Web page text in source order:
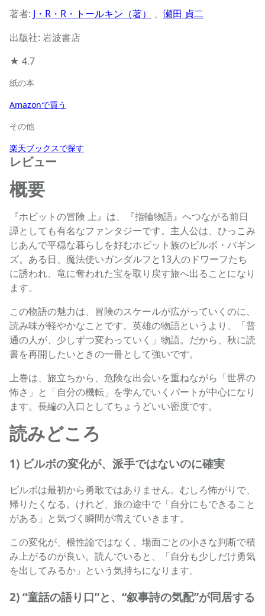
著者: J・R・R・トールキン（著） 、 瀬田 貞二
出版社: 岩波書店
★ 4.7
紙の本
Amazonで買う
その他
楽天ブックスで探す
レビュー
概要
『ホビットの冒険 上』は、『指輪物語』へつながる前日
譚としても有名なファンタジーです。主人公は、ひっこみ
じあんで平穏な暮らしを好むホビット族のビルボ・バギン
ズ。ある日、魔法使いガンダルフと13人のドワーフたち
に誘われ、竜に奪われた宝を取り戻す旅へ出ることになり
ます。
この物語の魅力は、冒険のスケールが広がっていくのに、
読み味が軽やかなことです。英雄の物語というより、「普
通の人が、少しずつ変わっていく」物語。だから、秋に読
書を再開したいときの一冊として強いです。
上巻は、旅立ちから、危険な出会いを重ねながら「世界の
怖さ」と「自分の機転」を学んでいくパートが中心になり
ます。長編の入口としてちょうどいい密度です。
読みどころ
1) ビルボの変化が、派手ではないのに確実
ビルボは最初から勇敢ではありません。むしろ怖がりで、
帰りたくなる。けれど、旅の途中で「自分にもできること
がある」と気づく瞬間が増えていきます。
この変化が、根性論ではなく、場面ごとの小さな判断で積
み上がるのが良い。読んでいると、「自分も少しだけ勇気
を出してみるか」という気持ちになります。
2) “童話の語り口”と、“叙事詩の気配”が同居する